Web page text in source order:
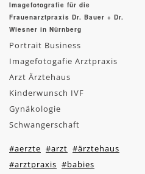
Imagefotografie für die
Frauenarztpraxis Dr. Bauer + Dr.
Wiesner in Nürnberg
Portrait Business
Imagefotogafie Arztpraxis
Arzt Ärztehaus
Kinderwunsch IVF
Gynäkologie
Schwangerschaft
#aerzte #arzt #ärztehaus
#arztpraxis #babies